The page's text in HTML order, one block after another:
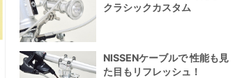
クラシックカスタム
NISSENケーブルで 性能も見
た目もリフレッシュ！